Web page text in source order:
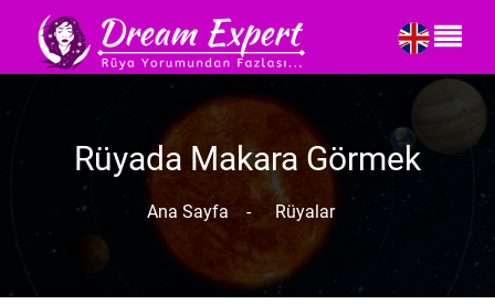
Rüyada Makara Görmek
Ana Sayfa - Rüyalar